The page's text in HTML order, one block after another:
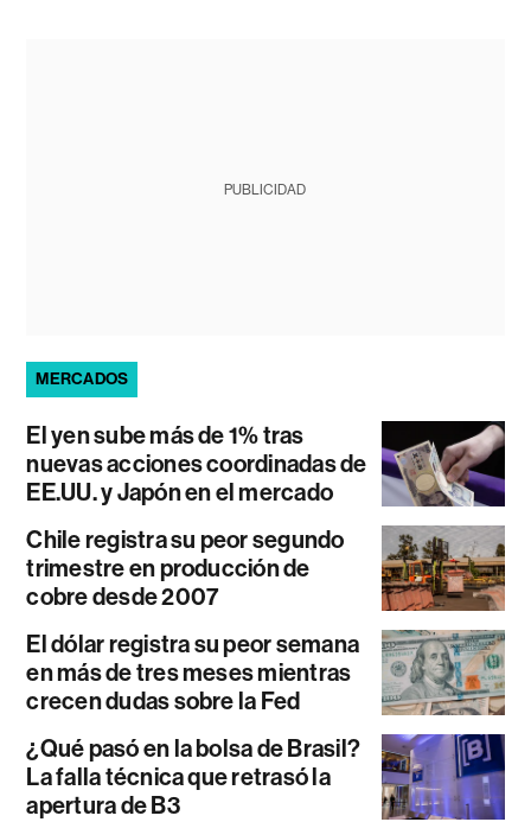
PUBLICIDAD
MERCADOS
El yen sube más de 1% tras
nuevas acciones coordinadas de
EE.UU. y Japón en el mercado
Chile registra su peor segundo
trimestre en producción de
cobre desde 2007
El dólar registra su peor semana
en más de tres meses mientras
crecen dudas sobre la Fed
¿Qué pasó en la bolsa de Brasil?
La falla técnica que retrasó la
apertura de B3